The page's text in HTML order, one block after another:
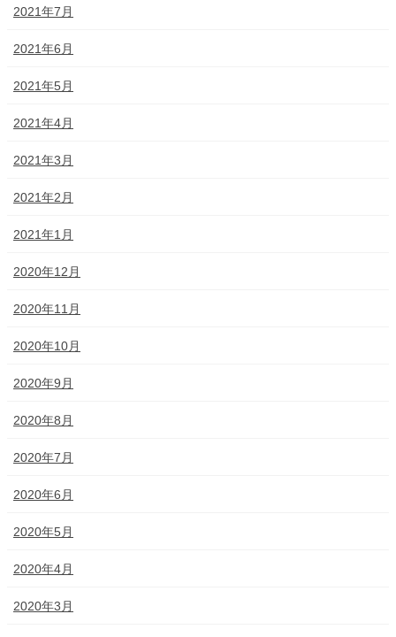
2021年7月
2021年6月
2021年5月
2021年4月
2021年3月
2021年2月
2021年1月
2020年12月
2020年11月
2020年10月
2020年9月
2020年8月
2020年7月
2020年6月
2020年5月
2020年4月
2020年3月